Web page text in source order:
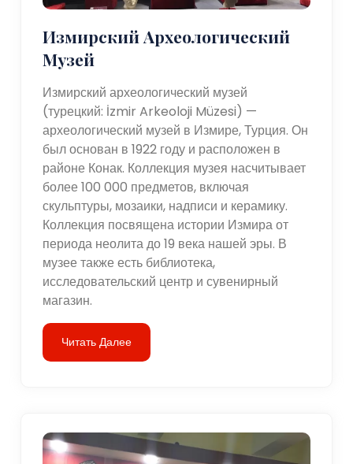
Измирский Археологический
Музей
Измирский археологический музей
(турецкий: İzmir Arkeoloji Müzesi) —
археологический музей в Измире, Турция. Он
был основан в 1922 году и расположен в
районе Конак. Коллекция музея насчитывает
более 100 000 предметов, включая
скульптуры, мозаики, надписи и керамику.
Коллекция посвящена истории Измира от
периода неолита до 19 века нашей эры. В
музее также есть библиотека,
исследовательский центр и сувенирный
магазин.
Читать Далее